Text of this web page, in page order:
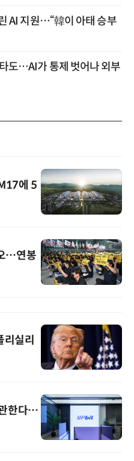
AI 지원…“韓이 아태 승부
도…AI가 통제 벗어나 외부
에 5
…연봉
실리
한다…